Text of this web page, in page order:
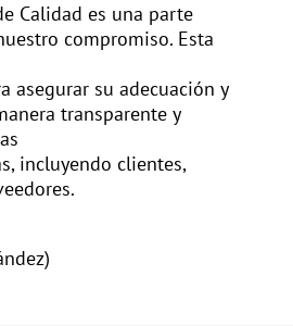
Calidad es una parte
compromiso. Esta
asegurar su adecuación y
transparente y
incluyendo clientes,